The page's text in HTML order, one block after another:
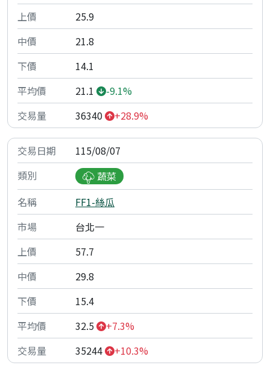
25.9
21.8
14.1
21.1
-9.1%
36340
+28.9%
115/08/07
蔬菜
FF1-絲瓜
台北一
57.7
29.8
15.4
32.5
+7.3%
35244
+10.3%